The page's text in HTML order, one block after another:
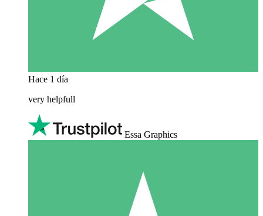
Hace 1 día
very helpfull
Essa Graphics